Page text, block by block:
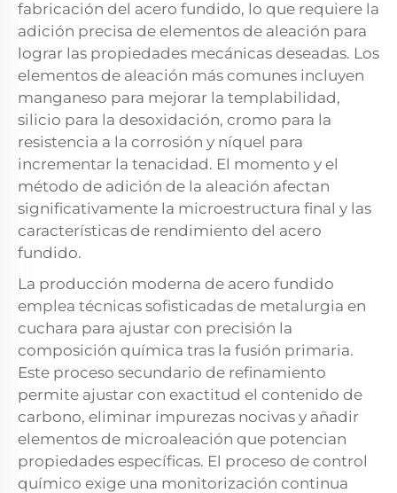
fabricación del acero fundido, lo que requiere la
adición precisa de elementos de aleación para
lograr las propiedades mecánicas deseadas. Los
elementos de aleación más comunes incluyen
manganeso para mejorar la templabilidad,
silicio para la desoxidación, cromo para la
resistencia a la corrosión y níquel para
incrementar la tenacidad. El momento y el
método de adición de la aleación afectan
significativamente la microestructura final y las
características de rendimiento del acero
fundido.
La producción moderna de acero fundido
emplea técnicas sofisticadas de metalurgia en
cuchara para ajustar con precisión la
composición química tras la fusión primaria.
Este proceso secundario de refinamiento
permite ajustar con exactitud el contenido de
carbono, eliminar impurezas nocivas y añadir
elementos de microaleación que potencian
propiedades específicas. El proceso de control
químico exige una monitorización continua